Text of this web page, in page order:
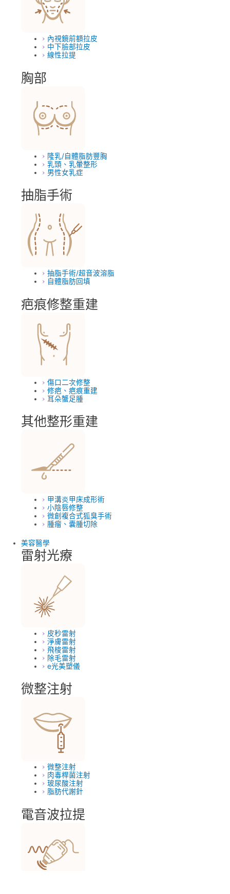
內視鏡前額拉皮
中下臉部拉皮
線性拉提
胸部
隆乳/自體脂肪豐胸
乳頭、乳暈整形
男性女乳症
抽脂手術
抽脂手術/超音波溶脂
自體脂肪回填
疤痕修整重建
傷口二次修整
修疤、疤痕重建
耳朵蟹足腫
其他整形重建
甲溝炎甲床成形術
小陰唇修整
微創複合式狐臭手術
腫瘤、囊腫切除
美容醫學
雷射光療
皮秒雷射
淨膚雷射
飛梭雷射
除毛雷射
e光美塑儀
微整注射
微整注射
肉毒桿菌注射
玻尿酸注射
脂肪代謝針
電音波拉提